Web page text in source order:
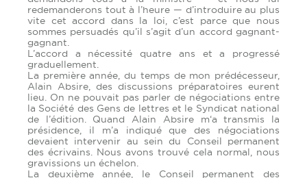
redemanderons tout à l’heure — d’introduire au plus
vite cet accord dans la loi, c’est parce que nous
sommes persuadés qu’il s’agit d’un accord gagnant-
gagnant.
L’accord a nécessité quatre ans et a progressé
graduellement.
La première année, du temps de mon prédécesseur,
Alain Absire, des discussions préparatoires eurent
lieu. On ne pouvait pas parler de négociations entre
la Société des Gens de lettres et le Syndicat national
de l’édition. Quand Alain Absire m‘a transmis la
présidence, il m’a indiqué que des négociations
devaient intervenir au sein du Conseil permanent
des écrivains. Nous avons trouvé cela normal, nous
gravissions un échelon.
La deuxième année, le Conseil permanent des